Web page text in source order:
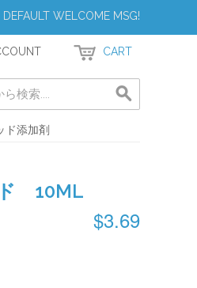
DEFAULT WELCOME MSG!
CART
ド添加剤
10ML
$3.69